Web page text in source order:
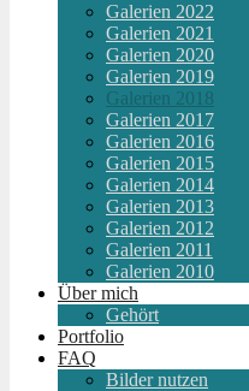
Galerien 2022
Galerien 2021
Galerien 2020
Galerien 2019
Galerien 2018
Galerien 2017
Galerien 2016
Galerien 2015
Galerien 2014
Galerien 2013
Galerien 2012
Galerien 2011
Galerien 2010
Über mich
Gehört
Portfolio
FAQ
Bilder nutzen